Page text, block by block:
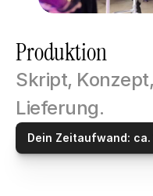
Produktion
Skript,
Lieferung.
Dein Zeitaufwand: ca.